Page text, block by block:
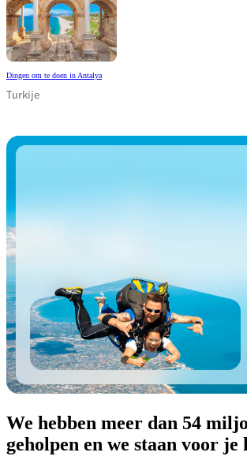
Dingen om te doen in Antalya
Turkije
We hebben meer dan 54
geholpen en we staan voor je